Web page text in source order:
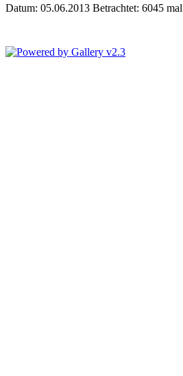
Datum: 05.06.2013 Betrachtet: 6045 mal